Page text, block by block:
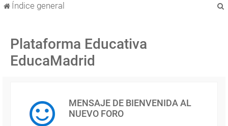
Índice general
Plataforma Educativa
EducaMadrid
MENSAJE DE BIENVENIDA AL
NUEVO FORO